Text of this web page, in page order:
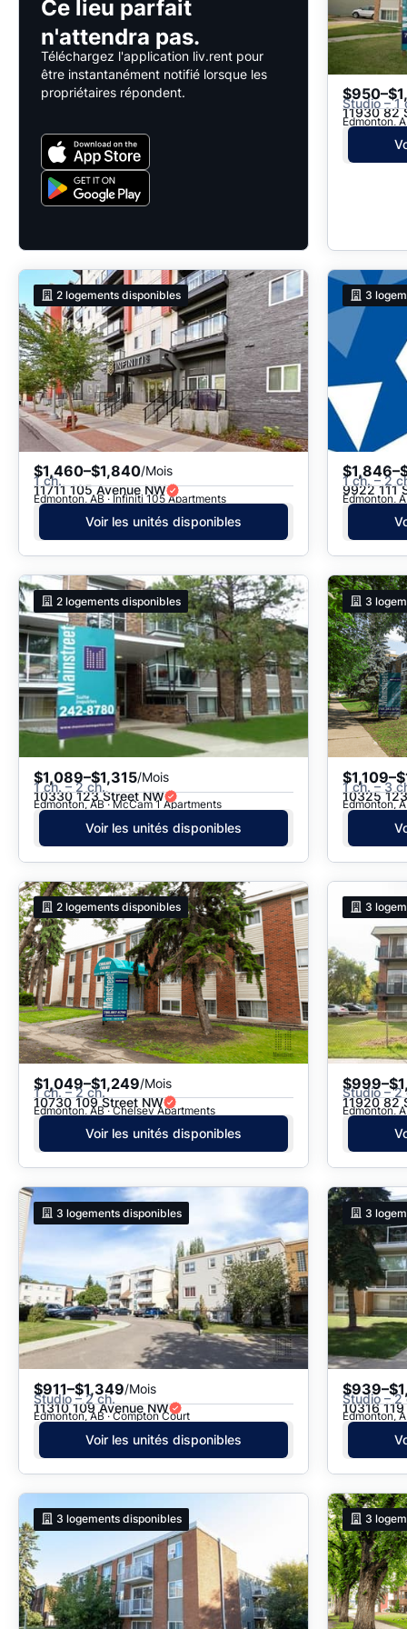
Ce lieu parfait
n'attendra pas.
Téléchargez l'application liv.rent pour
être instantanément notifié lorsque les
propriétaires répondent.
Studio – 1
11930 82
Edmonton,
2 logements disponibles
$1,460–$1,840/Mois
1 ch.
11711 105 Avenue NW
Edmonton, AB · Infiniti 105 Apartments
Voir les unités disponibles
3
1 ch. – 2
9922 111
Edmonton,
2 logements disponibles
$1,089–$1,315/Mois
1 ch. – 2 ch.
10330 123 Street NW
Edmonton, AB · McCam 1 Apartments
Voir les unités disponibles
3
1 ch. – 3
10325
Edmonton,
2 logements disponibles
$1,049–$1,249/Mois
1 ch. – 2 ch.
10730 109 Street NW
Edmonton, AB · Chelsey Apartments
Voir les unités disponibles
3
Studio – 2
11920 82
Edmonton,
3 logements disponibles
$911–$1,349/Mois
Studio – 2 ch.
11310 109 Avenue NW
Edmonton, AB · Compton Court
Voir les unités disponibles
3
Studio – 2
10316
Edmonton,
3 logements disponibles 3